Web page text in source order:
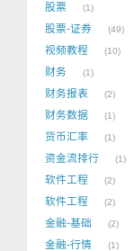
股票 1
股票-证券 49
视频教程 10
财务 1
财务报表 2
财务数据 1
货币汇率 1
资金流排行 1
软件工程 2
软件工程 2
金融-基础 2
金融-行情 1